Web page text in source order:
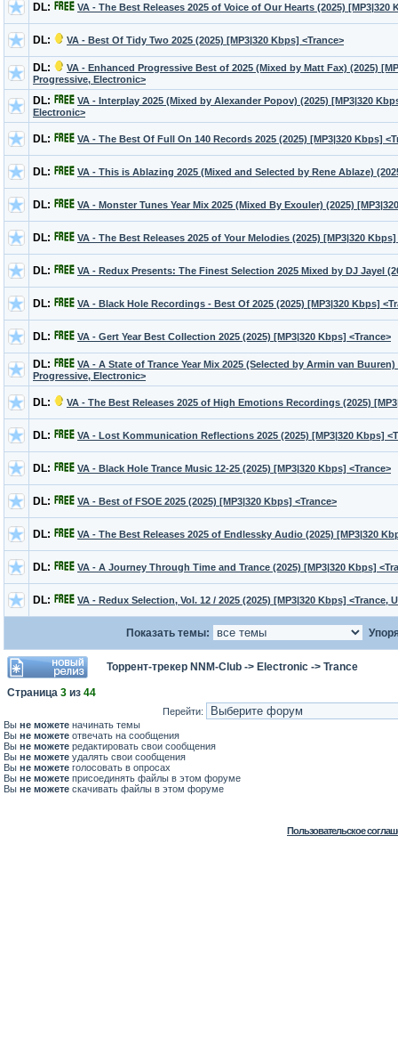
DL: VA - The Best Releases 2025 of Voice of Our Hearts (2025) [MP3|320
DL: VA - Best Of Tidy Two 2025 (2025) [MP3|320 Kbps] <Trance>
DL:
VA - Enhanced Progressive Best of 2025 (Mixed by Matt Fax) (2025)
Progressive, Electronic>
DL:
VA - Interplay 2025 (Mixed by Alexander Popov) (2025) [MP3|320
Electronic>
DL: VA - The Best Of Full On 140 Records 2025 (2025) [MP3|320 Kbps]
DL: VA - This is Ablazing 2025 (Mixed and Selected by Rene Ablaze)
DL: VA - Monster Tunes Year Mix 2025 (Mixed By Exouler) (2025)
DL: VA - The Best Releases 2025 of Your Melodies (2025) [MP3|320
DL: VA - Redux Presents: The Finest Selection 2025 Mixed by DJ Jayel
DL: VA - Black Hole Recordings - Best Of 2025 (2025) [MP3|320 Kbps]
DL: VA - Gert Year Best Collection 2025 (2025) [MP3|320 Kbps] <Trance>
DL:
VA - A State of Trance Year Mix 2025 (Selected by Armin van
Progressive, Electronic>
DL: VA - The Best Releases 2025 of High Emotions Recordings (2025)
DL: VA - Lost Kommunication Reflections 2025 (2025) [MP3|320 Kbps]
DL: VA - Black Hole Trance Music 12-25 (2025) [MP3|320 Kbps] <Trance>
DL: VA - Best of FSOE 2025 (2025) [MP3|320 Kbps] <Trance>
DL: VA - The Best Releases 2025 of Endlessky Audio (2025) [MP3|320
DL: VA - A Journey Through Time and Trance (2025) [MP3|320 Kbps]
DL: VA - Redux Selection, Vol. 12 / 2025 (2025) [MP3|320 Kbps] <Trance,
Показать темы:
Торрент-трекер NNM-Club -> Electronic -> Trance
Страница 3 из 44
Перейти:
Вы не можете начинать темы
Вы не можете отвечать на сообщения
Вы не можете редактировать свои сообщения
Вы не можете удалять свои сообщения
Вы не можете голосовать в опросах
Вы не можете присоединять файлы в этом форуме
Вы не можете скачивать файлы в этом форуме
Пользовательское